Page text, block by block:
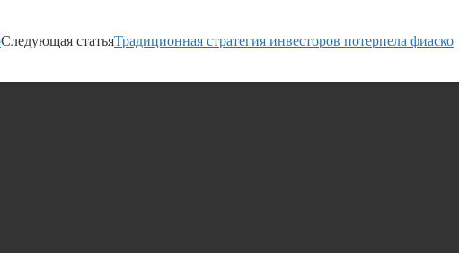
Следующая статьяТрадиционная стратегия инвесторов потерпела фиаско